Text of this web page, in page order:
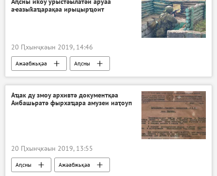
аҽазыҟаҵарақәа ирыцырҵоит
20 Ԥхынҷкәын 2019, 14:46
Ажәабжьқәа Аԥсны
Аҵак ду змоу архивтә документқәа
Аибашьратә фырхаҵара амузеи иаҭоуп
20 Ԥхынҷкәын 2019, 13:55
Аԥсны Ажәабжьқәа